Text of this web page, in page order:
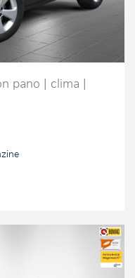
pano | clima |